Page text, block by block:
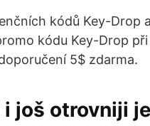
kódů Key-Drop
kódu Key-Drop
5$ zdarma.
još otrovniji